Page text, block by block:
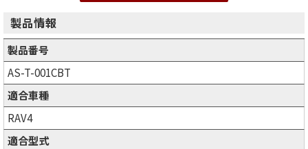
製品情報
製品番号
AS-T-001CBT
適合車種
RAV4
適合型式